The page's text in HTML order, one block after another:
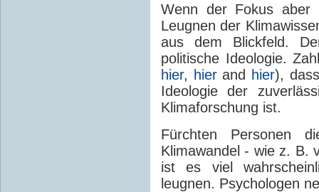
Wenn der Fokus
Leugnen der
aus dem Blickfeld.
politische Ideologie.
hier, hierand hier),
Ideologie der
Klimaforschung ist.
Fürchten Personen
Klimawandel - wie z. B.
ist es viel
leugnen. Psychologen